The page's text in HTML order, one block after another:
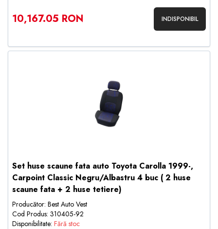
10,167.05 RON INDISPONIBIL
Set huse scaune fata auto Toyota Carolla 1999-,
Carpoint Classic Negru/Albastru 4 buc ( 2 huse
scaune fata + 2 huse tetiere)
Producător: Best Auto Vest
Cod Produs: 310405-92
Disponibilitate: Fără stoc